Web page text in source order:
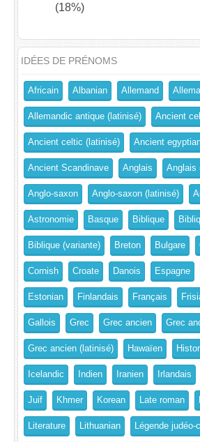
(18%)
IDÉES DE PRÉNOMS
Africain Albanian Allemand
Allemandic antique (latinisé) Ancient
Ancient celtic (latinisé) Ancient
Ancient Scandinave Anglais Anglais
Anglo-saxon Anglo-saxon (latinisé)
Astronomie Basque Biblique
Biblique (variante) Breton Bulgare
Cornish Croate Danois Espagne
Estonian Finlandais Français
Gallois Grec Grec ancien Grec
Grec ancien (latinisé) Hawaïen
Icelandic Indien Iranien Irlandais
Juif Khmer Korean Late roman
Literature Lithuanian Légende judéo-